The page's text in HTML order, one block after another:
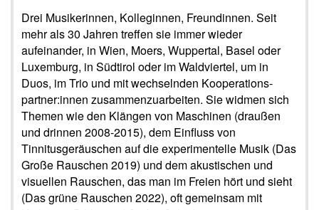
Drei Musikerinnen, Kolleginnen, Freundinnen. Seit
mehr als 30 Jahren treffen sie immer wieder
aufeinander, in Wien, Moers, Wuppertal, Basel oder
Luxemburg, in Südtirol oder im Waldviertel, um in
Duos, im Trio und mit wechselnden Kooperations-
partner:innen zusammenzuarbeiten. Sie widmen sich
Themen wie den Klängen von Maschinen (draußen
und drinnen 2008-2015), dem Einfluss von
Tinnitusgeräuschen auf die experimentelle Musik (Das
Große Rauschen 2019) und dem akustischen und
visuellen Rauschen, das man im Freien hört und sieht
(Das grüne Rauschen 2022), oft gemeinsam mit